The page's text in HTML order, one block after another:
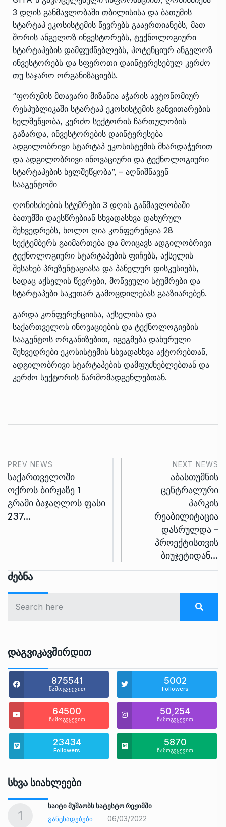
3 დღის განმავლობაში თბილისისა და ბათუმის
სტარტაპ ეკოსისტემის წევრებს გააერთიანებს, მათ
შორის ანგელოზ ინვესტორებს, ტექნოლოგიური
სტარტაპების დამფუძნებლებს, პოტენციურ ანგელოზ
ინვესტორებს და სფეროთი დაინტერესებულ კერძო
თუ საჯარო ორგანიზაციებს.
“ფორუმის მთავარი მიზანია აჭარის ავტონომიურ
რესპუბლიკაში სტარტაპ ეკოსისტემის განვითარების
ხელშეწყობა, კერძო სექტორის ჩართულობის
გაზარდა, ინვესტორების დაინტერესება
ადგილობრივი სტარტაპ ეკოსისტემის მხარდაჭერით
და ადგილობრივი ინოვაციური და ტექნოლოგიური
სტარტაპების ხელშეწყობა”, – აღნიშნავენ
სააგენტოში
ღონისძიების სტუმრები 3 დღის განმავლობაში
ბათუმში დაესწრებიან სხვადასხვა დახურულ
შეხვედრებს, ხოლო ღია კონფერენცია 28
სექტემბერს გაიმართება და მოიცავს ადგილობრივი
ტექნოლოგიური სტარტაპების ფიჩებს, აქსელის
შესახებ პრეზენტაციასა და პანელურ დისკუსიებს,
სადაც აქსელის წევრები, მოწვეული სტუმრები და
სტარტაპები საკუთარ გამოცდილებას გააზიარებენ.
გარდა კონფერენციისა, აქსელისა და
საქართველოს ინოვაციების და ტექნოლოგიების
სააგენტოს ორგანიზებით, იგეგმება დახურული
შეხვედრები ეკოსისტემის სხვადასხვა აქტორებთან,
ადგილობრივი სტარტაპების დამფუძნებლებთან და
კერძო სექტორის წარმომადგენლებთან.
PREV NEWS
საქართველოში
ოქროს ბირჟაზე 1
გრამი ბაჯაღლოს ფასი
237…
NEXT NEWS
აბასთუმნის
ცენტრალური
პარკის
რეაბილიტაცია
დასრულდა –
პროექტისთვის
ბიუჯეტიდან…
Ძებნა
Დაგვიკავშირდით
875541
წამოგვყევით
5002
Followers
64500
წამოგვყევით
50,254
წამოგვყევით
23434
Followers
5870
წამოგვყევით
Სხვა Სიახლეები
1
საიტი მუშაობს სატესტო რეჟიმში
ᲒᲐᲜᲪᲮᲐᲓᲔᲑᲔᲑᲘ
06/03/2022